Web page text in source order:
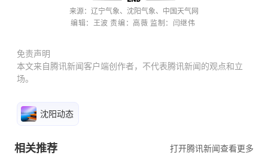
来源：辽宁气象、沈阳气象、中国天气网
编辑：王波 责编：高薇 监制： 闫继伟
免责声明
本文来自腾讯新闻客户端创作者，不代表腾讯新闻的观点和立
场。
沈阳动态
相关推荐 打开腾讯新闻查看更多